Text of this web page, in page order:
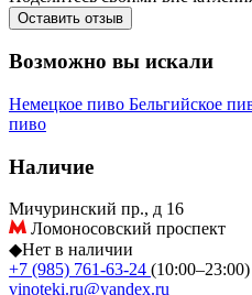
Оставить отзыв
Возможно вы искали
Немецкое пиво Бельгийское
пиво
Наличие
Мичуринский пр., д 16
Ломоносовский проспект
◆Нет в наличии
+7 (985) 761-63-24 (10:00–23:00)
vinoteki.ru@yandex.ru